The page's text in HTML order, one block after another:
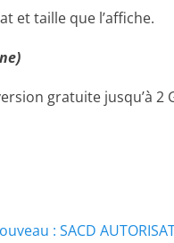
et taille que l’affiche.
gratuite jusqu’à 2
: SACD